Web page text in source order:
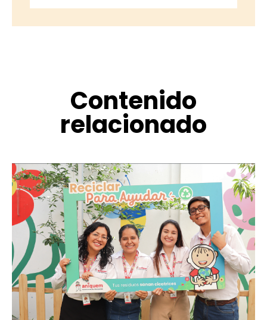
Contenido
relacionado